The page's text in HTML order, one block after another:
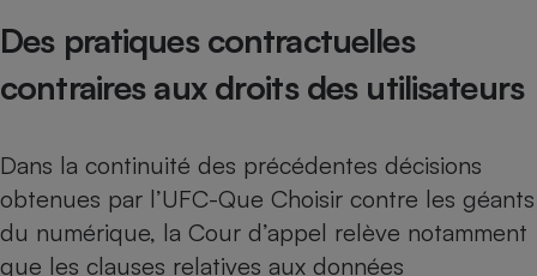
Des pratiques contractuelles
contraires aux droits des utilisateurs
Dans la continuité des précédentes décisions
obtenues par l’UFC-Que Choisir contre les géants
du numérique, la Cour d’appel relève notamment
que les clauses relatives aux données